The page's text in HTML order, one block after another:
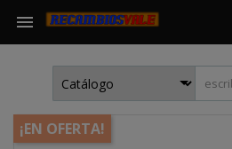

¡EN OFERTA!